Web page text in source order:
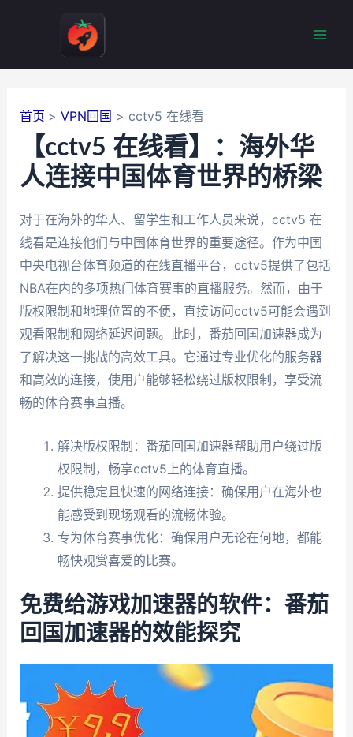
首页 VPN回国 cctv5 在线看
【cctv5 在线看】：海外华
人连接中国体育世界的桥梁
对于在海外的华人、留学生和工作人员来说，cctv5 在
线看是连接他们与中国体育世界的重要途径。作为中国
中央电视台体育频道的在线直播平台，cctv5提供了包括
NBA在内的多项热门体育赛事的直播服务。然而，由于
版权限制和地理位置的不便，直接访问cctv5可能会遇到
观看限制和网络延迟问题。此时，番茄回国加速器成为
了解决这一挑战的高效工具。它通过专业优化的服务器
和高效的连接，使用户能够轻松绕过版权限制，享受流
畅的体育赛事直播。
解决版权限制：番茄回国加速器帮助用户绕过版
权限制，畅享cctv5上的体育直播。
提供稳定且快速的网络连接：确保用户在海外也
能感受到现场观看的流畅体验。
专为体育赛事优化：确保用户无论在何地，都能
畅快观赏喜爱的比赛。
免费给游戏加速器的软件：番茄
回国加速器的效能探究